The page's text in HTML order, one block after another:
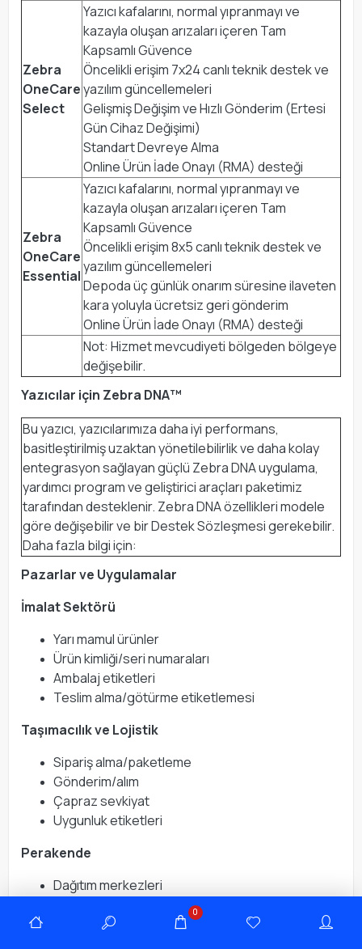
Zebra
OneCare
Select
Yazıcı kafalarını, normal yıpranmayı ve
kazayla oluşan arızaları içeren Tam
Kapsamlı Güvence
Öncelikli erişim 7x24 canlı teknik destek ve
yazılım güncellemeleri
Gelişmiş Değişim ve Hızlı Gönderim (Ertesi
Gün Cihaz Değişimi)
Standart Devreye Alma
Online Ürün İade Onayı (RMA) desteği
Zebra
OneCare
Essential
Yazıcı kafalarını, normal yıpranmayı ve
kazayla oluşan arızaları içeren Tam
Kapsamlı Güvence
Öncelikli erişim 8x5 canlı teknik destek ve
yazılım güncellemeleri
Depoda üç günlük onarım süresine ilaveten
kara yoluyla ücretsiz geri gönderim
Online Ürün İade Onayı (RMA) desteği
Not: Hizmet mevcudiyeti bölgeden bölgeye
değişebilir.
Yazıcılar için Zebra DNA™
Bu yazıcı, yazıcılarımıza daha iyi performans,
basitleştirilmiş uzaktan yönetilebilirlik ve daha kolay
entegrasyon sağlayan güçlü Zebra DNA uygulama,
yardımcı program ve geliştirici araçları paketimiz
tarafından desteklenir. Zebra DNA özellikleri modele
göre değişebilir ve bir Destek Sözleşmesi gerekebilir.
Daha fazla bilgi için:
Pazarlar ve Uygulamalar
İmalat Sektörü
Yarı mamul ürünler
Ürün kimliği/seri numaraları
Ambalaj etiketleri
Teslim alma/götürme etiketlemesi
Taşımacılık ve Lojistik
Sipariş alma/paketleme
Gönderim/alım
Çapraz sevkiyat
Uygunluk etiketleri
Perakende
Dağıtım merkezleri
Mağaza arkası operasyonlar
0